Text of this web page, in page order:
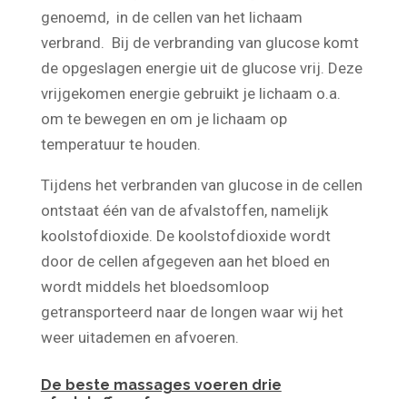
worden koolhydraten, ook wel glucose
genoemd, in de cellen van het lichaam
verbrand. Bij de verbranding van glucose komt
de opgeslagen energie uit de glucose vrij. Deze
vrijgekomen energie gebruikt je lichaam o.a.
om te bewegen en om je lichaam op
Tijdens het verbranden van glucose in de cellen
ontstaat één van de afvalstoffen, namelijk
koolstofdioxide. De koolstofdioxide wordt
door de cellen afgegeven aan het bloed en
wordt middels het bloedsomloop
getransporteerd naar de longen waar wij het